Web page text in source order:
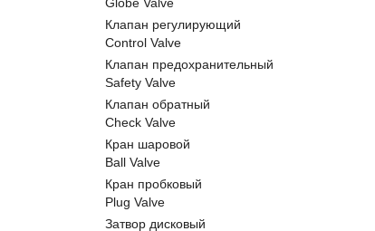
Клапан регулирующий
Control Valve
Клапан предохранительный
Safety Valve
Клапан обратный
Check Valve
Кран шаровой
Ball Valve
Кран пробковый
Plug Valve
Затвор дисковый